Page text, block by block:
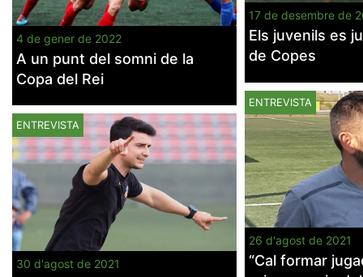
4 de gener de 2022
A un punt del somni de la
Copa del Rei
17 de desembre de
Els juvenils es
de Copes
ENTREVISTA
30 d'agost de 2021
ENTREVISTA
26 d'agost de 2021
“Cal formar